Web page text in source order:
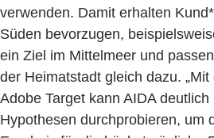
verwenden. Damit erhalten
Süden bevorzugen,
ein Ziel im Mittelmeer und
der Heimatstadt gleich dazu.
Adobe Target kann AIDA
Hypothesen durchprobieren, um